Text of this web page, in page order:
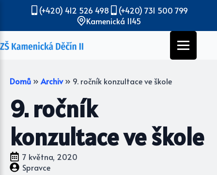
(+420) 412 526 498
(+420) 731 500 799
Kamenická 1145
Domů » Archiv » 9. ročník konzultace ve škole
9. ročník
konzultace ve škole
7 května, 2020
Spravce